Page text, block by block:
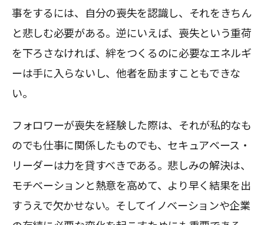
事をするには、自分の喪失を認識し、それをきちん
と悲しむ必要がある。逆にいえば、喪失という重荷
を下ろさなければ、絆をつくるのに必要なエネルギ
ーは手に入らないし、他者を励ますこともできな
い。
フォロワーが喪失を経験した際は、それが私的なも
のでも仕事に関係したものでも、セキュアベース・
リーダーは力を貸すべきである。悲しみの解決は、
モチベーションと熱意を高めて、より早く結果を出
すうえで欠かせない。そしてイノベーションや企業